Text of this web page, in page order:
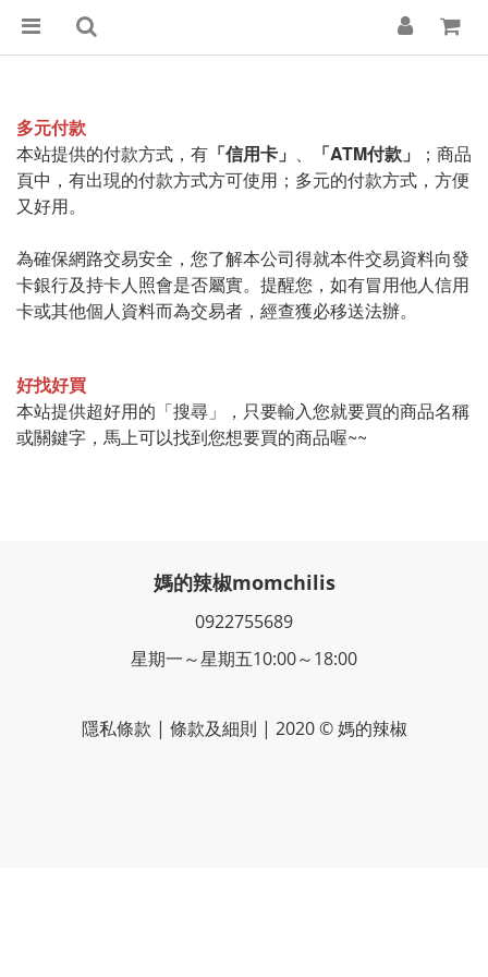
多元付款
本站提供的付款方式，有 「信用卡」 、 「ATM付款」
；商品
頁中，有出現的付款方式方可使用； 多元的付款方式，方便
又好用。
為確保網路交易安全，您了解本公司得就本件交易資料向發
卡銀行及持卡人照會是否屬實。提醒您，如有冒用他人信用
卡或其他個人資料而為交易者，經查獲必移送法辦。
好找好買
本站提供超好用的「搜尋」，只要輸入您就要買的商品名稱
或關鍵字，馬上可以找到您想要買的商品喔~~
媽的辣椒momchilis
0922755689
星期一～星期五10:00～18:00
隱私條款 | 條款及細則 | 2020 © 媽的辣椒